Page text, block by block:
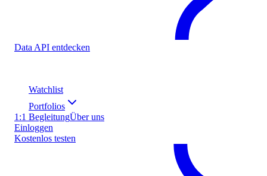
Data API entdecken
Watchlist
Portfolios
1:1 BegleitungÜber uns
Einloggen
Kostenlos testen